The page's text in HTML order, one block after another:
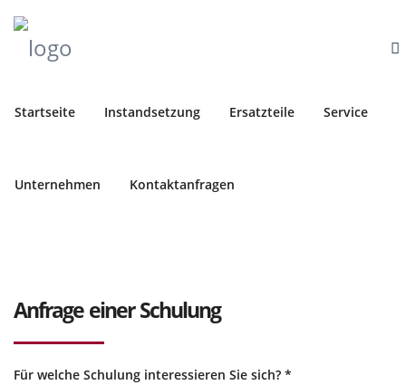
Startseite Instandsetzung Ersatzteile Service
Unternehmen Kontaktanfragen
Anfrage einer Schulung
Für welche Schulung interessieren Sie sich? *